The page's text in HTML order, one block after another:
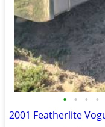
• • • •
2001 Featherlite